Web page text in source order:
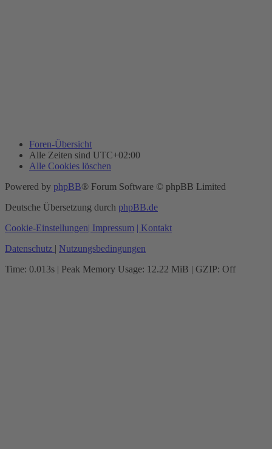
Foren-Übersicht
Alle Zeiten sind UTC+02:00
Alle Cookies löschen
Powered by phpBB® Forum Software © phpBB Limited
Deutsche Übersetzung durch phpBB.de
Cookie-Einstellungen| Impressum | Kontakt
Datenschutz | Nutzungsbedingungen
Time: 0.013s | Peak Memory Usage: 12.22 MiB | GZIP: Off